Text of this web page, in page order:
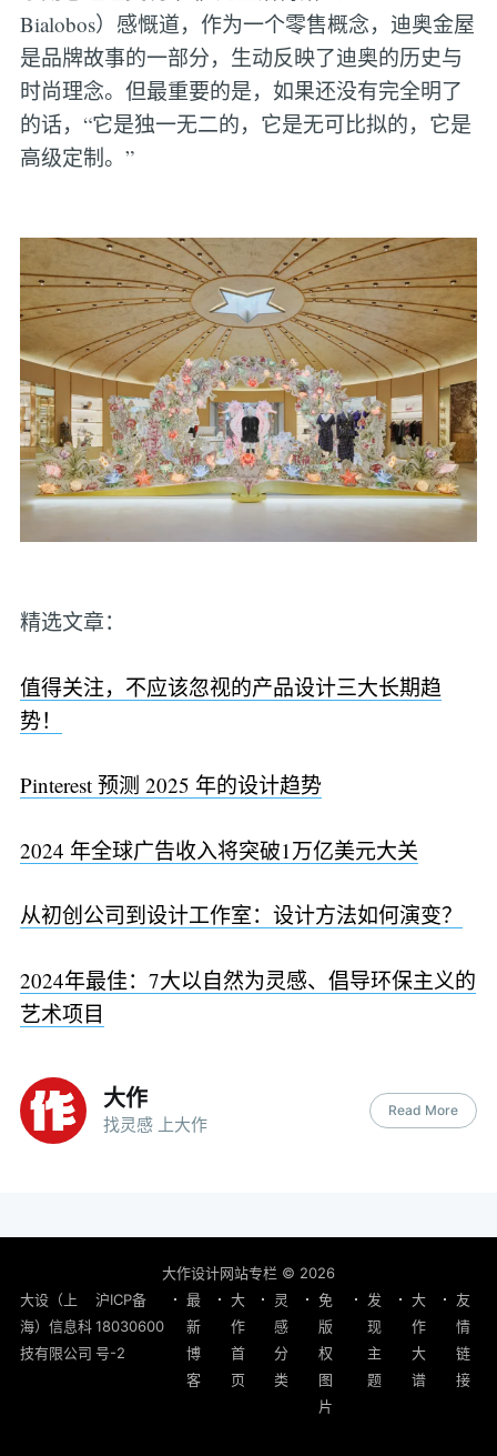
Bialobos）感慨道，作为一个零售概念，迪奥金屋
是品牌故事的一部分，生动反映了迪奥的历史与
时尚理念。但最重要的是，如果还没有完全明了
的话，“它是独一无二的，它是无可比拟的，它是
高级定制。”
精选文章：
值得关注，不应该忽视的产品设计三大长期趋
势！
Pinterest 预测 2025 年的设计趋势
2024 年全球广告收入将突破1万亿美元大关
从初创公司到设计工作室：设计方法如何演变？
2024年最佳：7大以自然为灵感、倡导环保主义的
艺术项目
大作
找灵感 上大作
Read More
大作设计网站专栏 © 2026
大设（上
海）信息科
技有限公司
沪ICP备
18030600
号-2
最
新
博
客
大
作
首
页
灵
感
分
类
免
版
权
图
片
发
现
主
题
大
作
大
谱
友
情
链
接